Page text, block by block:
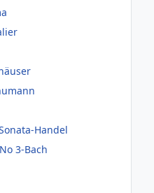
Handel
3-Bach